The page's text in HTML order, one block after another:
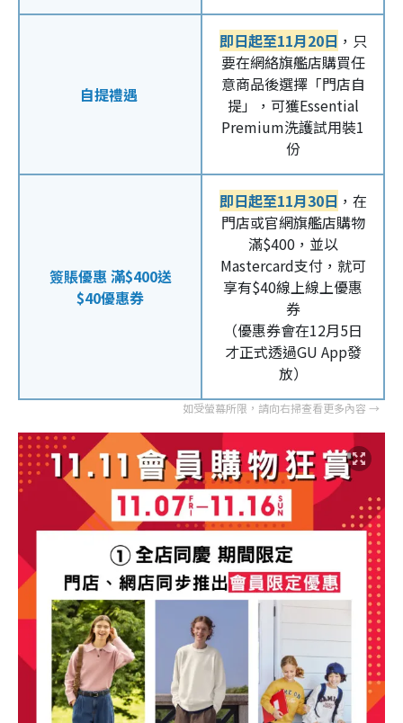
自提禮遇
即日起至11月20日 ，只
要在網絡旗艦店購買任
意商品後選擇「門店自
提」，可獲Essential
Premium洗護試用裝1
份
簽賬優惠 滿$400送
$40優惠券
即日起至11月30日 ，在
門店或官網旗艦店購物
滿$400，並以
Mastercard支付，就可
享有$40線上線上優惠
券
（優惠券會在12月5日
才正式透過GU App發
放）